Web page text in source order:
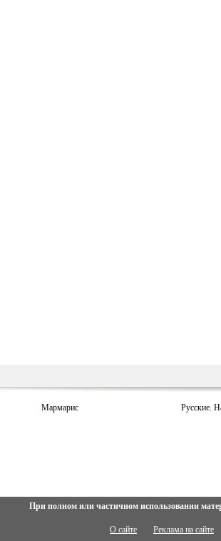
Мармарис Русские.
При полном или частичном использовании
О сайте Реклама на сайте